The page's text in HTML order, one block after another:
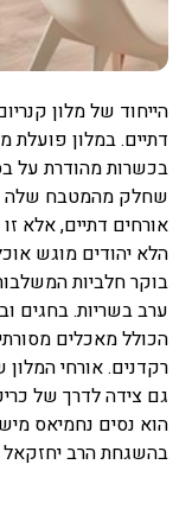
הייחוד של מלון
דתיים. במלון
בכשרות מהודרת על
שחלק מהמטבח שלה
אורחים דתיים, אלא
הלא יהודים מוגש
בוקר חלביות
ערב בשריות. בחגים
הכולל מאכלים
רקדנים. אורחי המלון
גם צידה לדרך של
הוא נסים נחמיאס
בהשגחת הרב יחזקאל